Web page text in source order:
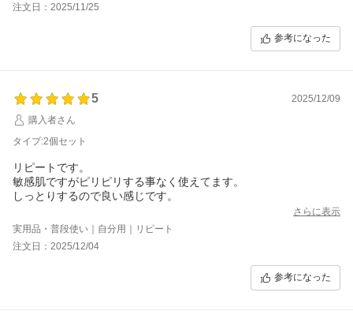
注文日：2025/11/25
参考になった
5
2025/12/09
購入者さん
タイプ:2個セット
リピートです。
敏感肌ですがピリピリする事なく使えてます。
しっとりするので良い感じです。
さらに表示
実用品・普段使い｜自分用｜リピート
注文日：2025/12/04
参考になった